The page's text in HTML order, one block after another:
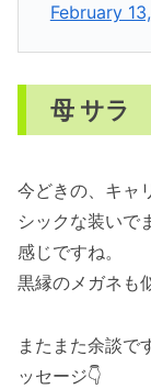
February
母 サラ
今どきの、キャ
シックな装いで
感じですね。
黒縁のメガネも
またまた余談で
ッセージ👇